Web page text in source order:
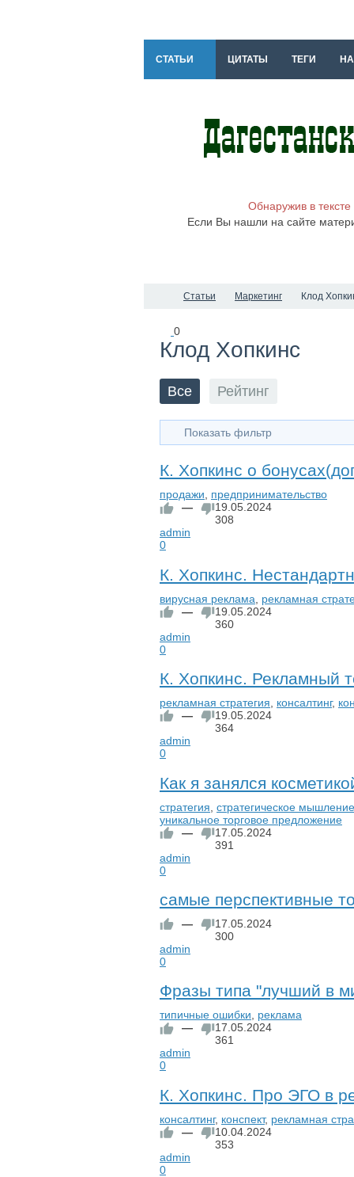
СТАТЬИ ЦИТАТЫ ТЕГИ
Обнаружив в
Если Вы нашли на сайте
Статьи Маркетинг Клод
0
Клод Хопкинс
Все Рейтинг
Показать фильтр
К. Хопкинс о
продажи, предпринимательство
—
19.05.2024
308
admin
0
К. Хопкинс.
вирусная реклама
рекламная
—
19.05.2024
360
admin
0
К. Хопкинс. Рекламный
рекламная стратегия консалтинг,
—
19.05.2024
364
admin
0
Как я занялся
стратегия стратегическое мышление
уникальное торговое предложение
—
17.05.2024
391
admin
0
самые перспективные
—
17.05.2024
300
admin
0
Фразы типа "лучший в
типичные ошибки, реклама
—
17.05.2024
361
admin
0
К. Хопкинс. Про ЭГО в
консалтинг, конспект, рекламная
—
10.04.2024
353
admin
0